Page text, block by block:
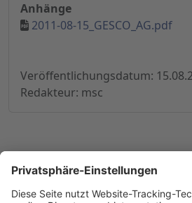
Anhänge
2011-08-15_GESCO_AG.pdf
Veröffentlichungsdatum:
Redakteur: msc
© 1998-2026by GSC Research
Datenschutz